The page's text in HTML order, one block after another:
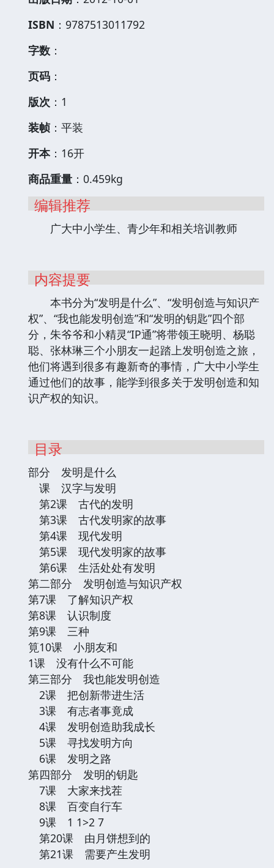
ISBN ：9787513011792
字数 ：
页码 ：
版次 ：1
装帧 ：平装
开本：16开
商品重量 ：0.459kg
编辑推荐
广大中小学生、青少年和相关培训教师
内容提要
本书分为“发明是什么”、“发明创造与知识产
权”、“我也能发明创造”和“发明的钥匙”四个部
分，朱爷爷和小精灵“IP通”将带领王晓明、杨聪
聪、张林琳三个小朋友一起踏上发明创造之旅，
他们将遇到很多有趣新奇的事情，广大中小学生
通过他们的故事，能学到很多关于发明创造和知
识产权的知识。
目录
部分 发明是什么
课 汉字与发明
第2课 古代的发明
第3课 古代发明家的故事
第4课 现代发明
第5课 现代发明家的故事
第6课 生活处处有发明
第二部分 发明创造与知识产权
第7课 了解知识产权
第8课 认识制度
第9课 三种
筧10课 小朋友和
1课 没有什么不可能
第三部分 我也能发明创造
2课 把创新带进生活
3课 有志者事竟成
4课 发明创造助我成长
5课 寻找发明方向
6课 发明之路
第四部分 发明的钥匙
7课 大家来找茬
8课 百变自行车
9课 1 1>2 7
第20课 由月饼想到的
第21课 需要产生发明